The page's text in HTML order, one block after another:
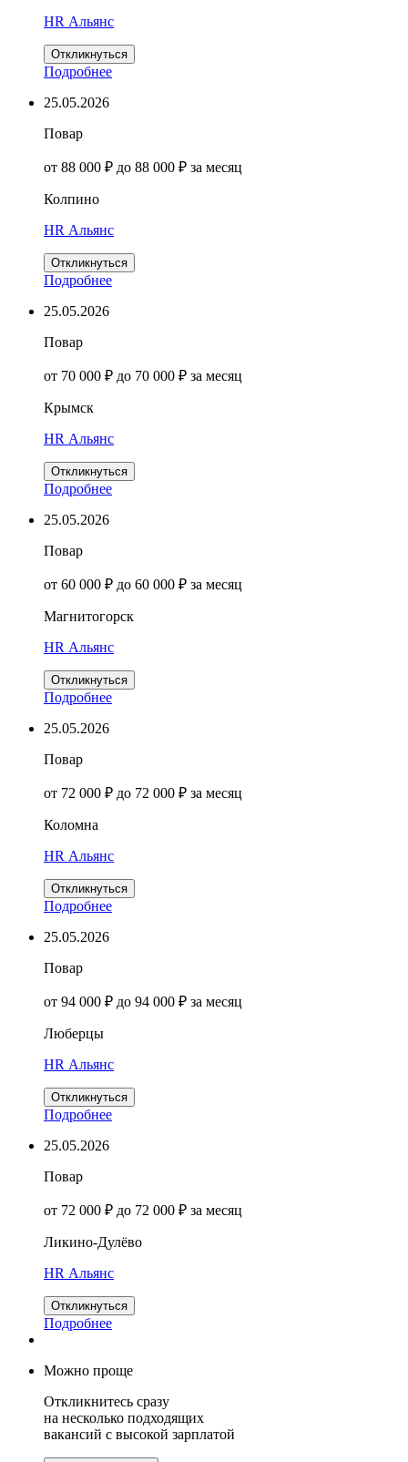
HR Альянс
Откликнуться
Подробнее
25.05.2026
Повар
от 88 000 ₽ до 88 000 ₽ за месяц
Колпино
HR Альянс
Откликнуться
Подробнее
25.05.2026
Повар
от 70 000 ₽ до 70 000 ₽ за месяц
Крымск
HR Альянс
Откликнуться
Подробнее
25.05.2026
Повар
от 60 000 ₽ до 60 000 ₽ за месяц
Магнитогорск
HR Альянс
Откликнуться
Подробнее
25.05.2026
Повар
от 72 000 ₽ до 72 000 ₽ за месяц
Коломна
HR Альянс
Откликнуться
Подробнее
25.05.2026
Повар
от 94 000 ₽ до 94 000 ₽ за месяц
Люберцы
HR Альянс
Откликнуться
Подробнее
25.05.2026
Повар
от 72 000 ₽ до 72 000 ₽ за месяц
Ликино-Дулёво
HR Альянс
Откликнуться
Подробнее
Можно проще
Откликнитесь сразу
на несколько подходящих
вакансий с высокой зарплатой